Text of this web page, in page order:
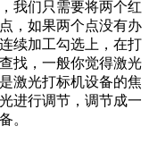
我们只需要将两个红
，如果两个点没有办
续加工勾选上，在打
找，一般你觉得激光
激光打标机设备的焦
进行调节，调节成一
。